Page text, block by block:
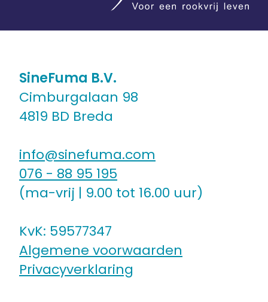
SineFuma B.V.
Cimburgalaan 98
4819 BD Breda
info@sinefuma.com
076 - 88 95 195
(ma-vrij | 9.00 tot 16.00 uur)
KvK: 59577347
Algemene voorwaarden
Privacyverklaring